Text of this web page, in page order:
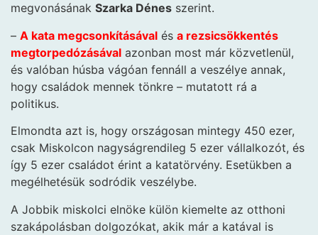
megvonásának Szarka Dénes szerint.
– A kata megcsonkításával és a rezsicsökkentés
megtorpedózásával azonban most már közvetlenül,
és valóban húsba vágóan fennáll a veszélye annak,
hogy családok mennek tönkre – mutatott rá a
politikus.
Elmondta azt is, hogy országosan mintegy 450 ezer,
csak Miskolcon nagyságrendileg 5 ezer vállalkozót, és
így 5 ezer családot érint a katatörvény. Esetükben a
megélhetésük sodródik veszélybe.
A Jobbik miskolci elnöke külön kiemelte az otthoni
szakápolásban dolgozókat, akik már a katával is